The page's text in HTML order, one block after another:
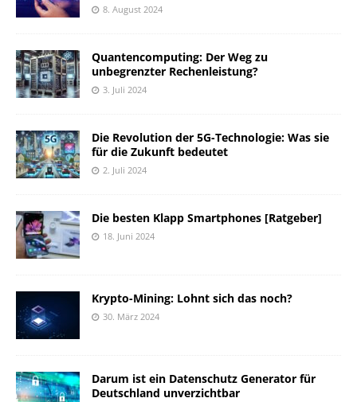
8. August 2024
Quantencomputing: Der Weg zu
unbegrenzter Rechenleistung?
3. Juli 2024
Die Revolution der 5G-Technologie: Was sie
für die Zukunft bedeutet
2. Juli 2024
Die besten Klapp Smartphones [Ratgeber]
18. Juni 2024
Krypto-Mining: Lohnt sich das noch?
30. März 2024
Darum ist ein Datenschutz Generator für
Deutschland unverzichtbar